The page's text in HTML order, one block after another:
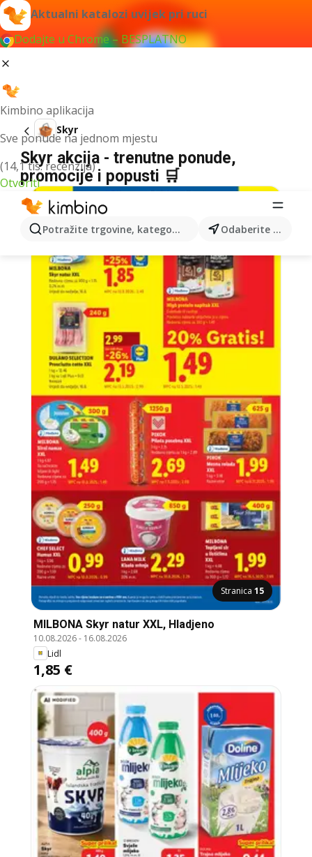
Aktualni katalozi uvijek pri ruci
Dodajte u Chrome – BESPLATNO
Kimbino aplikacija
Sve ponude na jednom mjestu
(14,1 tis. recenzija)
Otvoriti
Potražite trgovine, kategorije, proizvode... Odaberite grad
Skyr
Skyr akcija - trenutne ponude,
promocije i popusti 🛒
Stranica 15
MILBONA Skyr natur XXL, Hladjeno
10.08.2026- 16.08.2026
Lidl
1,85 €